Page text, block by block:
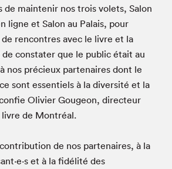
de maintenir nos trois volets, Salon
ligne et Salon au Palais, pour
rencontres avec le livre et la
constater que le public était au
nos précieux partenaires dont le
sont essentiels à la diversité et la
Olivier Gougeon, directeur
livre de Montréal.
de nos partenaires, à la
et à la fidélité des